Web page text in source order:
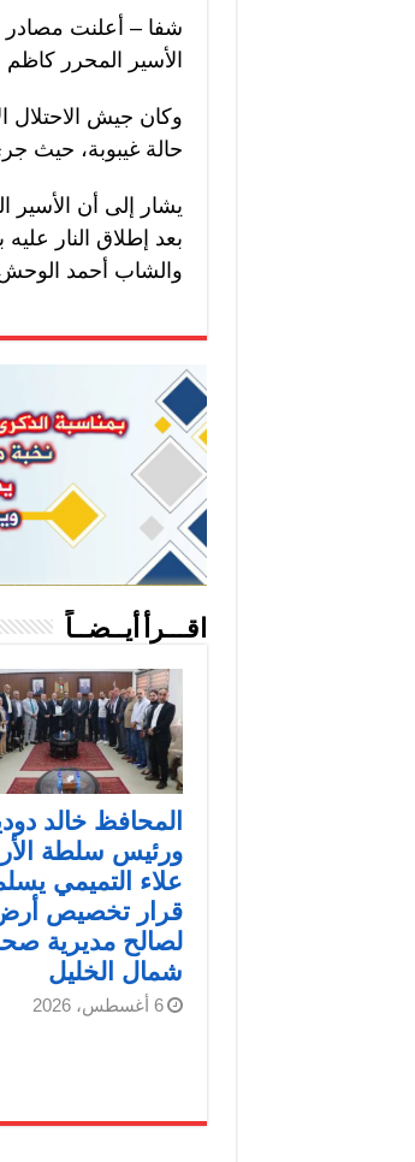
شفا – أعلنت مصادر
الأسير المحرر كاظم
حالة غيبوبة، حيث
يشار إلى أن
والشاب أحمد
اقـــرأ أيــضــاً
المحافظ خالد
ورئيس سلطة
علاء التميمي
قرار تخصيص
لصالح مديرية
شمال الخليل
6 أغسطس، 2026